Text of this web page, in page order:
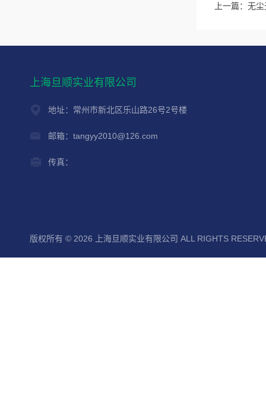
上一篇： 无
上海旦顺实业有限公司
地址：常州市新北区乐山路26号2号楼
邮箱：tangyy2010@126.com
传真：
版权所有 © 2026 上海旦顺实业有限公司 ALL RIGHTS